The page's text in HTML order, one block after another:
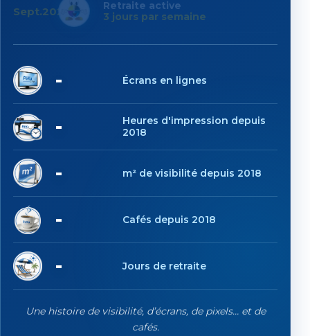
Sept.2025
3 jours par semaine
8 Écrans en lignes
1'338
Heures d'impression depuis
2018
8'153 m² de visibilité depuis 2018
25'628 Cafés depuis 2018
109 Jours de retraite
Une histoire de visibilité, d’écrans, de pixels… et de
cafés.